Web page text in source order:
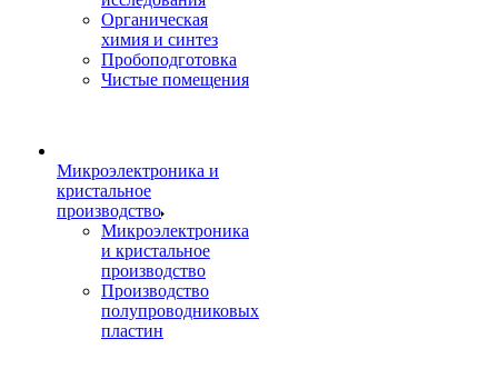
Органическая
химия и синтез
Пробоподготовка
Чистые помещения
Микроэлектроника и
кристальное
производство
Микроэлектроника
и кристальное
производство
Производство
полупроводниковых
пластин